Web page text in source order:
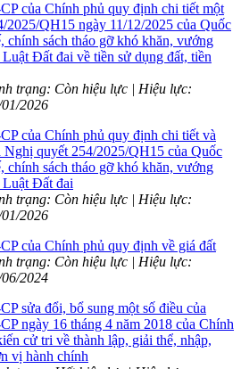
của Chính phủ quy định chi tiết một
2025/QH15 ngày 11/12/2025 của Quốc
chính sách tháo gỡ khó khăn, vướng
Đất đai về tiền sử dụng đất, tiền
trạng: Còn hiệu lực | Hiệu lực:
2026
của Chính phủ quy định chi tiết và
Nghị quyết 254/2025/QH15 của Quốc
chính sách tháo gỡ khó khăn, vướng
Luật Đất đai
trạng: Còn hiệu lực | Hiệu lực:
2026
của Chính phủ quy định về giá đất
trạng: Còn hiệu lực | Hiệu lực:
2024
sửa đổi, bổ sung một số điều của
ngày 16 tháng 4 năm 2018 của Chính
cử tri về thành lập, giải thể, nhập,
vị hành chính